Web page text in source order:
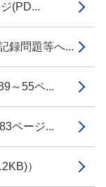
(PD...
録問題等へ...
～55ペ...
ページ...
）